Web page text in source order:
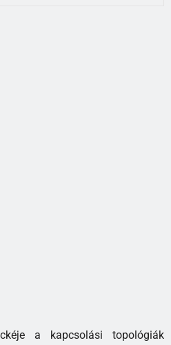
a kapcsolási topológiák